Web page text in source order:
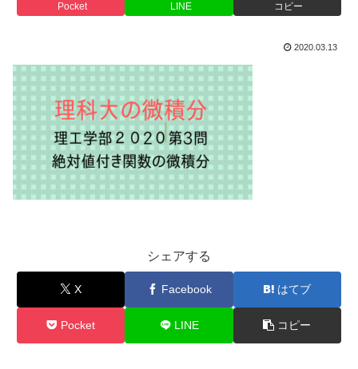
Pocket LINE コピー
2020.03.13
シェアする
X Facebook はてブ
Pocket LINE コピー